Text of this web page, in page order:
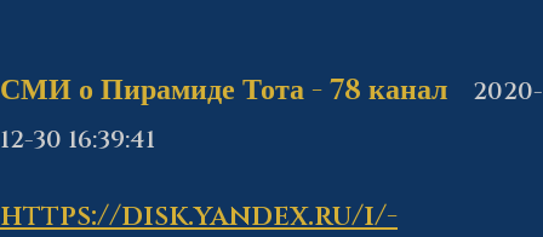
СМИ о Пирамиде Тота - 78 канал
2020-
12-30 16:39:41
https://disk.yandex.ru/i/-